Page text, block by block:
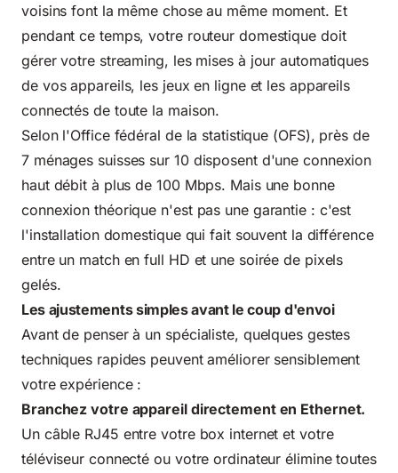
voisins font la même chose au même moment. Et
pendant ce temps, votre routeur domestique doit
gérer votre streaming, les mises à jour automatiques
de vos appareils, les jeux en ligne et les appareils
connectés de toute la maison.
Selon l'Office fédéral de la statistique (OFS), près de
7 ménages suisses sur 10 disposent d'une connexion
haut débit à plus de 100 Mbps. Mais une bonne
connexion théorique n'est pas une garantie : c'est
l'installation domestique qui fait souvent la différence
entre un match en full HD et une soirée de pixels
gelés.
Les ajustements simples avant le coup d'envoi
Avant de penser à un spécialiste, quelques gestes
techniques rapides peuvent améliorer sensiblement
votre expérience :
Branchez votre appareil directement en Ethernet.
Un câble RJ45 entre votre box internet et votre
téléviseur connecté ou votre ordinateur élimine toutes